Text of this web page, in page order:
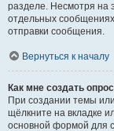
разделе. Несмотря на
отдельных
отправки сообщения.
Вернуться к началу
Как мне создать
При создании темы
щёлкните на вкладке
основной формой для